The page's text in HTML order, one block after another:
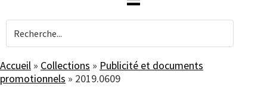
Accueil » Collections » Publicité et documents
promotionnels » 2019.0609